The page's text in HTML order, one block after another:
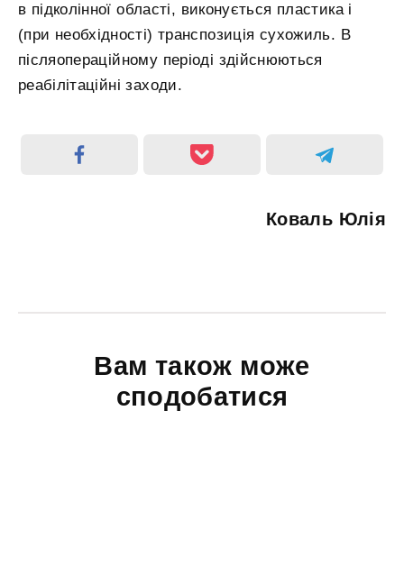
в підколінної області, виконується пластика і
(при необхідності) транспозиція сухожиль. В
післяопераційному періоді здійснюються
реабілітаційні заходи.
Коваль Юлія
Вам також може
сподобатися